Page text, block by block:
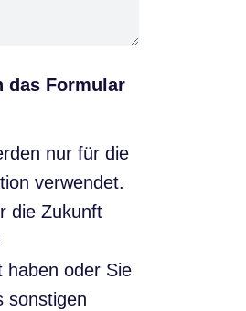
das Formular
nur für die
verwendet.
die Zukunft
haben oder Sie
sonstigen